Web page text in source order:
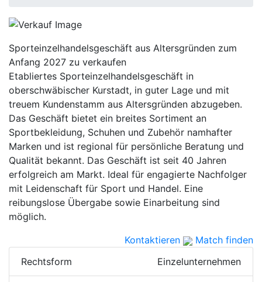
Sporteinzelhandelsgeschäft aus Altersgründen zum
Anfang 2027 zu verkaufen
Etabliertes Sporteinzelhandelsgeschäft in
oberschwäbischer Kurstadt, in guter Lage und mit
treuem Kundenstamm aus Altersgründen abzugeben.
Das Geschäft bietet ein breites Sortiment an
Sportbekleidung, Schuhen und Zubehör namhafter
Marken und ist regional für persönliche Beratung und
Qualität bekannt. Das Geschäft ist seit 40 Jahren
erfolgreich am Markt. Ideal für engagierte Nachfolger
mit Leidenschaft für Sport und Handel. Eine
reibungslose Übergabe sowie Einarbeitung sind
möglich.
Kontaktieren
Match finden
Rechtsform
Einzelunternehmen